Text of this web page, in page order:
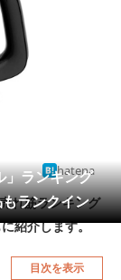
」ランキング
ランクイン
hatena
れ筋ランキング
紹介します。
目次を表示